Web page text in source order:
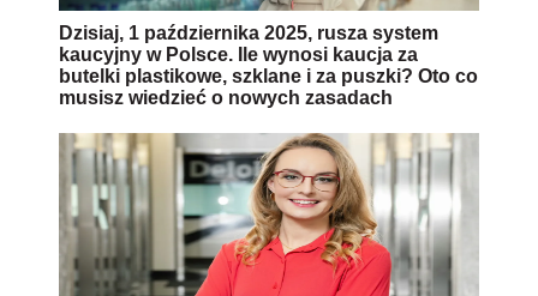
Dzisiaj, 1 października 2025, rusza system
kaucyjny w Polsce. Ile wynosi kaucja za
butelki plastikowe, szklane i za puszki? Oto co
musisz wiedzieć o nowych zasadach